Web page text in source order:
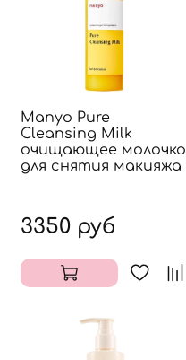
Manyo Pure
Cleansing Milk
очищающее молочко
для снятия макияжа
3350 руб